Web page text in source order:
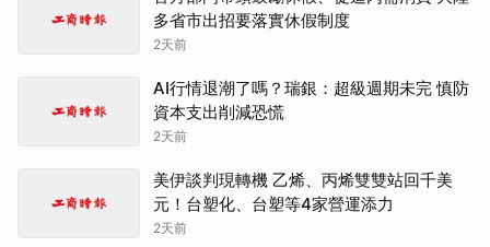
多省市出招要落實休假制度
2天前
AI行情退潮了嗎？瑞銀：超級週期未完 慎防
資本支出削減恐慌
2天前
美伊談判現轉機 乙烯、丙烯雙雙站回千美
元！台塑化、台塑等4家營運添力
2天前